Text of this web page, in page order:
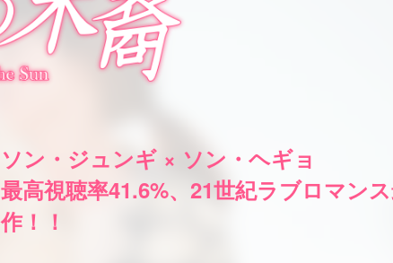
ソン・ジュンギ × ソン・ヘギョ
最高視聴率41.6%、21世紀ラブロマン
作！！